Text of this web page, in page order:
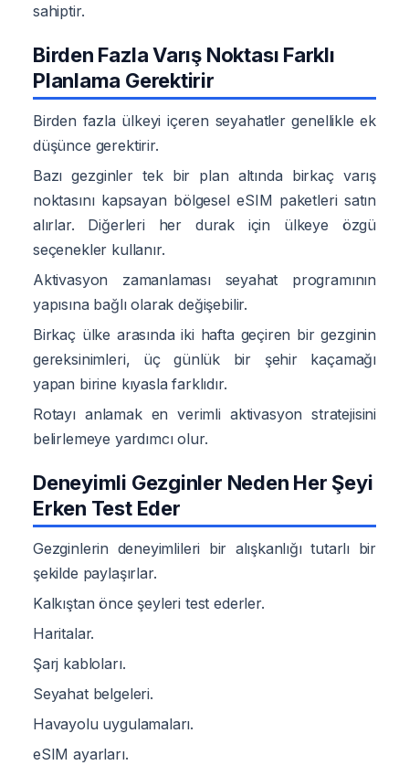
sahiptir.
Birden Fazla Varış Noktası Farklı
Planlama Gerektirir
Birden fazla ülkeyi içeren seyahatler genellikle ek
düşünce gerektirir.
Bazı gezginler tek bir plan altında birkaç varış
noktasını kapsayan bölgesel eSIM paketleri satın
alırlar. Diğerleri her durak için ülkeye özgü
seçenekler kullanır.
Aktivasyon zamanlaması seyahat programının
yapısına bağlı olarak değişebilir.
Birkaç ülke arasında iki hafta geçiren bir gezginin
gereksinimleri, üç günlük bir şehir kaçamağı
yapan birine kıyasla farklıdır.
Rotayı anlamak en verimli aktivasyon stratejisini
belirlemeye yardımcı olur.
Deneyimli Gezginler Neden Her Şeyi
Erken Test Eder
Gezginlerin deneyimlileri bir alışkanlığı tutarlı bir
şekilde paylaşırlar.
Kalkıştan önce şeyleri test ederler.
Haritalar.
Şarj kabloları.
Seyahat belgeleri.
Havayolu uygulamaları.
eSIM ayarları.